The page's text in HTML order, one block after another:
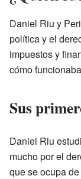
Daniel Riu y
política y el
impuestos y
cómo
Sus
Daniel Riu
mucho por el
que se ocupa